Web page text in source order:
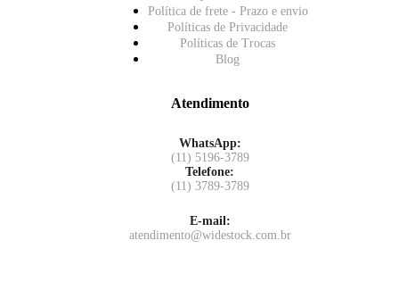
Política de frete - Prazo e envio
Políticas de Privacidade
Políticas de Trocas
Blog
Atendimento
WhatsApp:
(11) 5196-3789
Telefone:
(11) 3789-3789
E-mail:
atendimento@widestock.com.br